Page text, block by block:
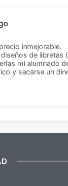
inmejorable.
de libretas
mi alumnado
y sacarse un
de muy buena
nuestras
Ofertas?